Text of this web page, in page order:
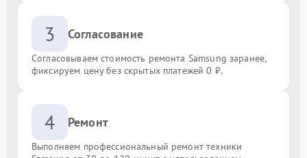
3 Согласование
Согласовываем стоимость ремонта Samsung заранее,
фиксируем цену без скрытых платежей 0 ₽.
4 Ремонт
Выполняем профессиональный ремонт техники